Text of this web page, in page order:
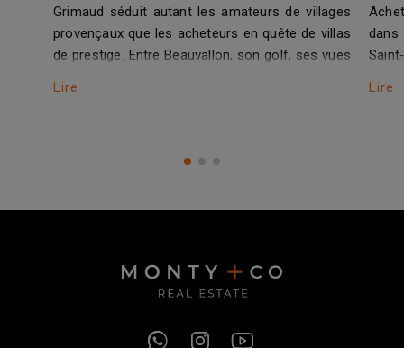
Grimaud séduit autant les amateurs de villages
provençaux que les acheteurs en quête de villas
de prestige. Entre Beauvallon, son golf, ses vues
Lire Lire